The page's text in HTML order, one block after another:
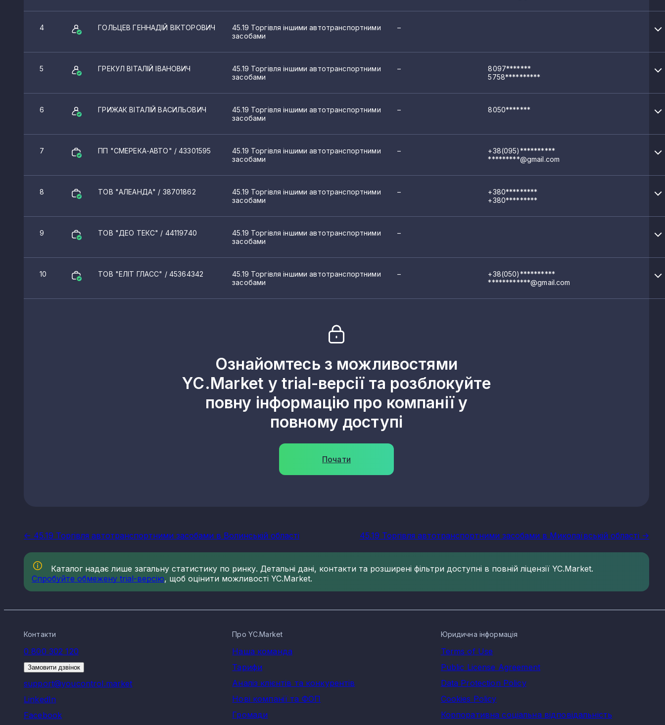
4 ГОЛЬЦЕВ ГЕННАДІЙ ВІКТОРОВИЧ
45.19 Торгівля іншими автотранспортними
засобами
–
5 ГРЕКУЛ ВІТАЛІЙ ІВАНОВИЧ
45.19 Торгівля іншими автотранспортними
засобами
–
8097*******
5758**********
6 ГРИЖАК ВІТАЛІЙ ВАСИЛЬОВИЧ
45.19 Торгівля іншими автотранспортними
засобами
– 8050*******
7 ПП "СМЕРЕКА-АВТО" / 43301595
45.19 Торгівля іншими автотранспортними
засобами
–
+38(095)**********
*********@gmail.com
8 ТОВ "АЛЕАНДА" / 38701862
45.19 Торгівля іншими автотранспортними
засобами
–
+380*********
+380*********
9 ТОВ "ДЕО ТЕКС" / 44119740
45.19 Торгівля іншими автотранспортними
засобами
–
10 ТОВ "ЕЛІТ ГЛАСС" / 45364342
45.19 Торгівля іншими автотранспортними
засобами
–
+38(050)**********
************@gmail.com
Ознайомтесь з можливостями
YC.Market у trial-версії та розблокуйте
повну інформацію про компанії у
повному доступі
Почати
<- 45.19 Торгівля автотранспортними засобами в Волинській області 45.19 Торгівля автотранспортними засобами в Миколаївській області ->
Каталог надає лише загальну статистику по ринку. Детальні дані, контакти та розширені фільтри доступні в повній ліцензії YC.Market.
Спробуйте обмежену trial-версію, щоб оцінити можливості YC.Market.
Контакти
0 800 302 120
Замовити дзвінок
support@youcontrol.market
LinkedIn
Facebook
Про YC.Market
Наша команда
Тарифи
Аналіз клієнтів та конкурентів
Нові компанії та ФОП
Громади
Юридична інформація
Terms of Use
Public License Agreement
Data Protection Policy
Cookies Policy
Корпоративна соціальна відповідальність